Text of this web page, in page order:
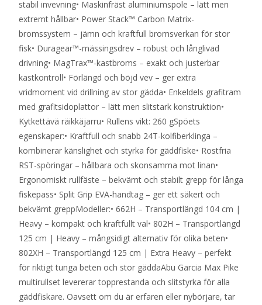
stabil invevning• Maskinfräst aluminiumspole – lätt men
extremt hållbar• Power Stack™ Carbon Matrix-
bromssystem – jämn och kraftfull bromsverkan för stor
fisk• Duragear™-mässingsdrev – robust och långlivad
drivning• MagTrax™-kastbroms – exakt och justerbar
kastkontroll• Förlängd och böjd vev – ger extra
vridmoment vid drillning av stor gädda• Enkeldels grafitram
med grafitsidoplattor – lätt men slitstark konstruktion•
Kytkettävä räikkäjarru• Rullens vikt: 260 gSpöets
egenskaper:• Kraftfull och snabb 24T-kolfiberklinga –
kombinerar känslighet och styrka för gäddfiske• Rostfria
RST-spöringar – hållbara och skonsamma mot linan•
Ergonomiskt rullfäste – bekvämt och stabilt grepp för långa
fiskepass• Split Grip EVA-handtag – ger ett säkert och
bekvämt greppModeller:• 662H – Transportlängd 104 cm |
Heavy – kompakt och kraftfullt val• 802H – Transportlängd
125 cm | Heavy – mångsidigt alternativ för olika beten•
802XH – Transportlängd 125 cm | Extra Heavy – perfekt
för riktigt tunga beten och stor gäddaAbu Garcia Max Pike
multirullset levererar topprestanda och slitstyrka för alla
gäddfiskare. Oavsett om du är erfaren eller nybörjare, tar